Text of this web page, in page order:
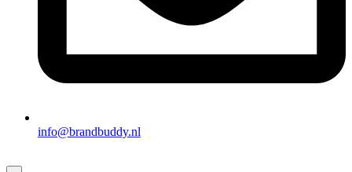
info@brandbuddy.nl